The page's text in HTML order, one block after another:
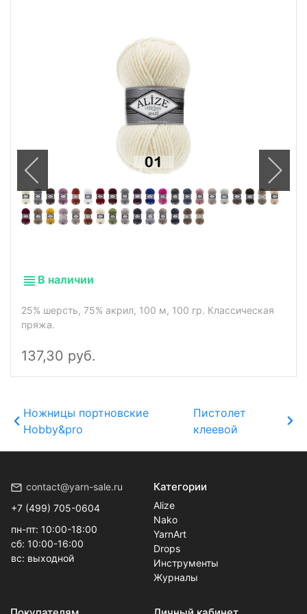
В наличии
25% шерсть, 75% акрил, 100 м, 100 гр. Классическая
пряжа.
137,30 руб.
Ножницы портновские
Hobby&pro
Пистолет
клеевой
contact@yarn-sale.ru
+7 (499) 705-0604
пн-пт: 10:00-18:00
сб: 10:00-16:00
вс: выходной
Категории
Alize
Nako
YarnArt
Drops
Инструменты
Журналы